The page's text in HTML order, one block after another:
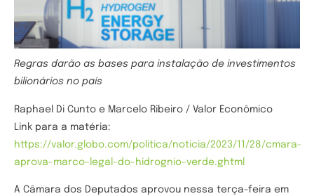
Regras darão as bases para instalação de investimentos
bilionários no país
Raphael Di Cunto e Marcelo Ribeiro / Valor Econômico
Link para a matéria:
https://valor.globo.com/politica/noticia/2023/11/28/cmara-
aprova-marco-legal-do-hidrognio-verde.ghtml
A Câmara dos Deputados aprovou nessa terça-feira em